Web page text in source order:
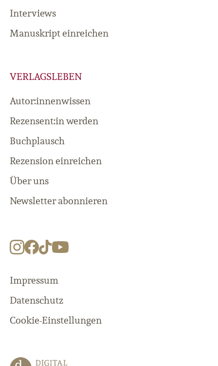
Interviews
Manuskript einreichen
VERLAGSLEBEN
Autor:innenwissen
Rezensent:in werden
Buchplausch
Rezension einreichen
Über uns
Newsletter abonnieren
Impressum
Datenschutz
Cookie-Einstellungen